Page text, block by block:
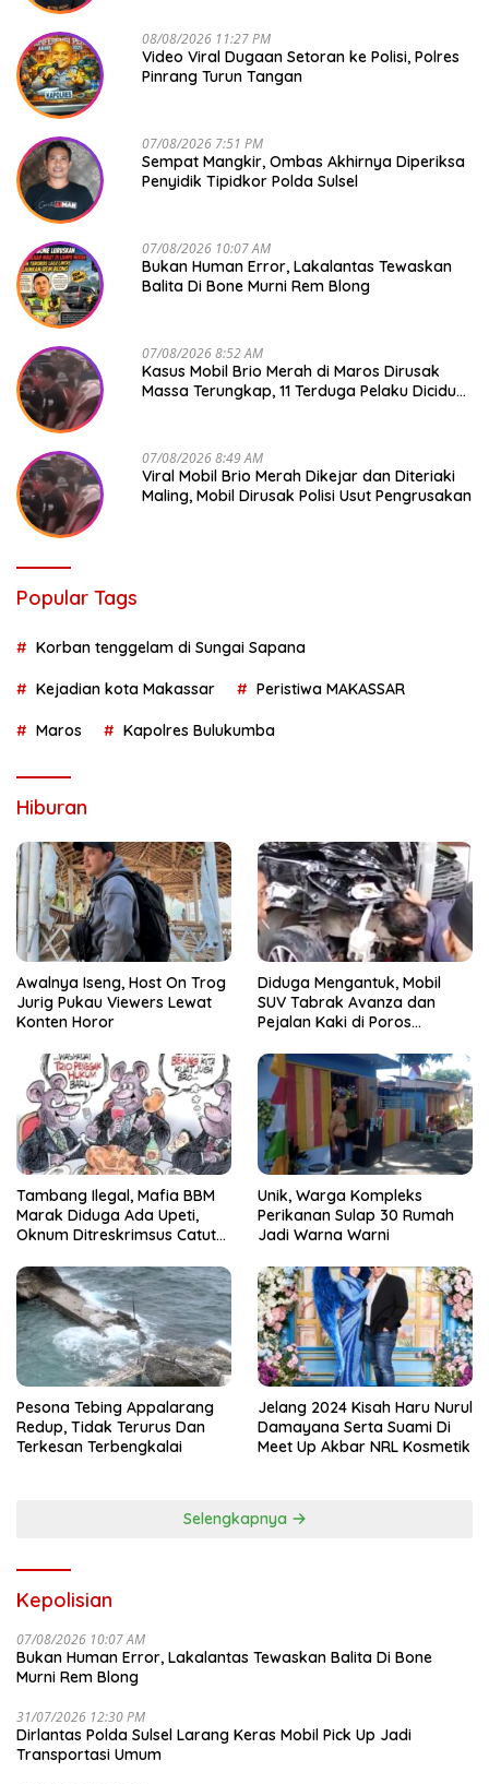
08/08/2026 11:27 PM
Video Viral Dugaan Setoran ke Polisi, Polres
Pinrang Turun Tangan
07/08/2026 7:51 PM
Sempat Mangkir, Ombas Akhirnya Diperiksa
Penyidik Tipidkor Polda Sulsel
07/08/2026 10:07 AM
Bukan Human Error, Lakalantas Tewaskan
Balita Di Bone Murni Rem Blong
07/08/2026 8:52 AM
Kasus Mobil Brio Merah di Maros Dirusak
Massa Terungkap, 11 Terduga Pelaku Diciduk
07/08/2026 8:49 AM
Viral Mobil Brio Merah Dikejar dan Diteriaki
Maling, Mobil Dirusak Polisi Usut Pengrusakan
Popular Tags
Korban tenggelam di Sungai Sapana
Kejadian kota Makassar Peristiwa MAKASSAR
Maros Kapolres Bulukumba
Hiburan
Awalnya Iseng, Host On Trog
Jurig Pukau Viewers Lewat
Konten Horor
Diduga Mengantuk, Mobil
SUV Tabrak Avanza dan
Pejalan Kaki di Poros
Tambang Ilegal, Mafia BBM
Marak Diduga Ada Upeti,
Oknum Ditreskrimsus Catut
Unik, Warga Kompleks
Perikanan Sulap 30 Rumah
Jadi Warna Warni
Pesona Tebing Appalarang
Redup, Tidak Terurus Dan
Terkesan Terbengkalai
Jelang 2024 Kisah Haru Nurul
Damayana Serta Suami Di
Meet Up Akbar NRL Kosmetik
Selengkapnya
Kepolisian
07/08/2026 10:07 AM
Bukan Human Error, Lakalantas Tewaskan Balita Di Bone
Murni Rem Blong
31/07/2026 12:30 PM
Dirlantas Polda Sulsel Larang Keras Mobil Pick Up Jadi
Transportasi Umum